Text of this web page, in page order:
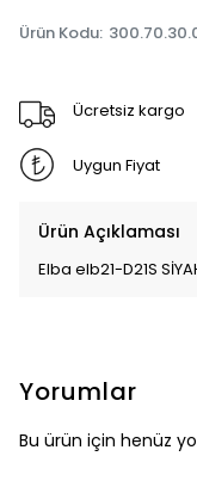
Ürün Kodu:
Ücretsiz kargo
Uygun Fiyat
Ürün Açıklaması
Elba elb21-D21S
Yorumlar
Bu ürün için henüz